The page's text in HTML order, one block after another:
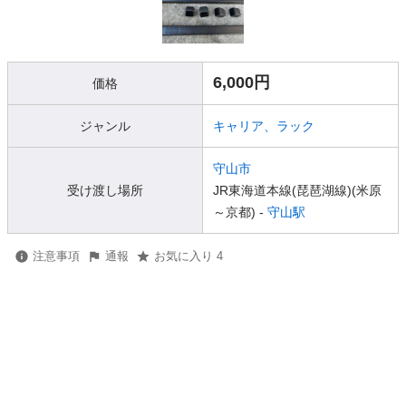
価格 6,000円
ジャンル キャリア、ラック
受け渡し場所
守山市
JR東海道本線(琵琶湖線)(米原
～京都) - 守山駅
注意事項 通報 お気に入り 4